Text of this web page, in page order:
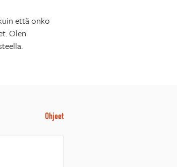
että onko
Olen
Ohjeet